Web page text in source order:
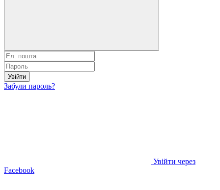
Увійти
Забули пароль?
Увійти через
Facebook